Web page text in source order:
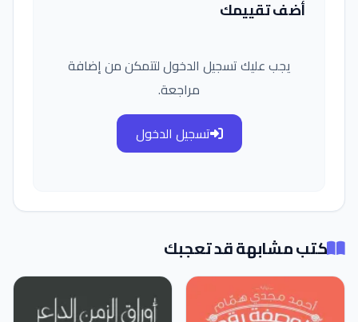
أضف تقييمك
يجب عليك تسجيل الدخول لتتمكن من إضافة
مراجعة.
تسجيل الدخول
كتب مشابهة قد تعجبك